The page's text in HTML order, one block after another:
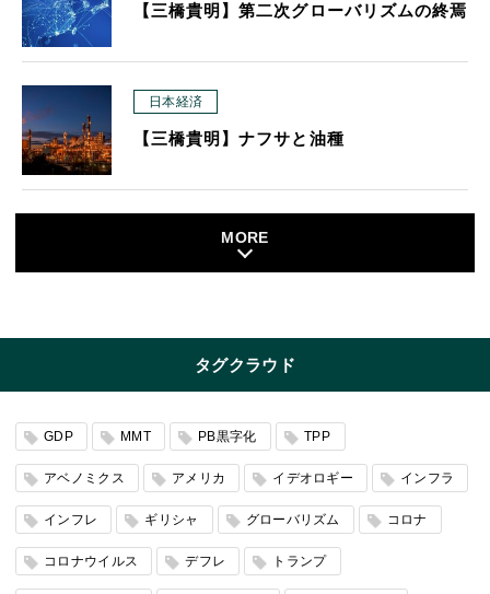
【三橋貴明】第二次グローバリズムの終焉
日本経済
【三橋貴明】ナフサと油種
MORE
タグクラウド
GDP MMT PB黒字化 TPP
アベノミクス アメリカ イデオロギー インフラ
インフレ ギリシャ グローバリズム コロナ
コロナウイルス デフレ トランプ